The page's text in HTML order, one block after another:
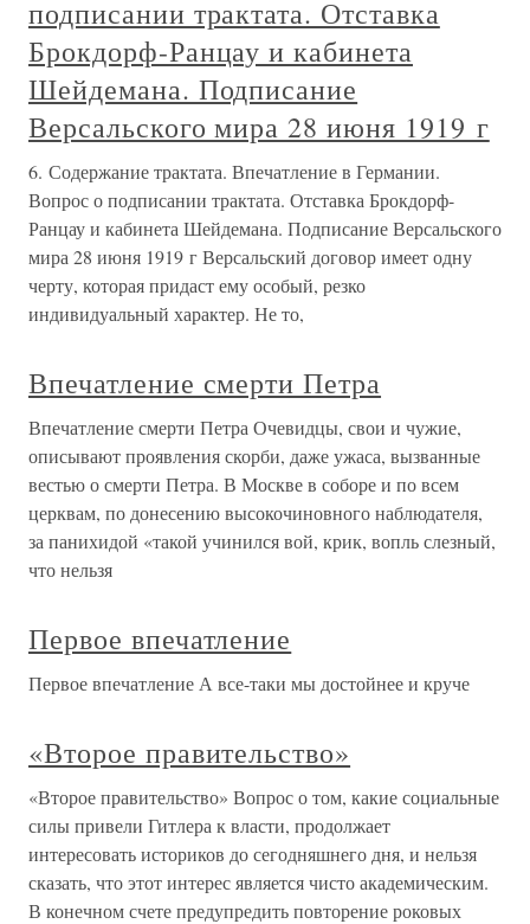
подписании трактата. Отставка
Брокдорф-Ранцау и кабинета
Шейдемана. Подписание
Версальского мира 28 июня 1919 г
6. Содержание трактата. Впечатление в Германии.
Вопрос о подписании трактата. Отставка Брокдорф-
Ранцау и кабинета Шейдемана. Подписание Версальского
мира 28 июня 1919 г Версальский договор имеет одну
черту, которая придаст ему особый, резко
индивидуальный характер. Не то,
Впечатление смерти Петра
Впечатление смерти Петра Очевидцы, свои и чужие,
описывают проявления скорби, даже ужаса, вызванные
вестью о смерти Петра. В Москве в соборе и по всем
церквам, по донесению высокочиновного наблюдателя,
за панихидой «такой учинился вой, крик, вопль слезный,
что нельзя
Первое впечатление
Первое впечатление А все-таки мы достойнее и круче
«Второе правительство»
«Второе правительство» Вопрос о том, какие социальные
силы привели Гитлера к власти, продолжает
интересовать историков до сегодняшнего дня, и нельзя
сказать, что этот интерес является чисто академическим.
В конечном счете предупредить повторение роковых